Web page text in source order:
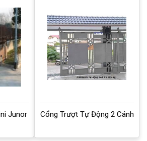
Junor
Cổng Trượt Tự Động 2 Cánh